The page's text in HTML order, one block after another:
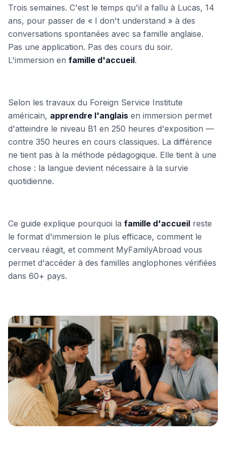
Trois semaines. C'est le temps qu'il a fallu à Lucas, 14
ans, pour passer de « I don't understand » à des
conversations spontanées avec sa famille anglaise.
Pas une application. Pas des cours du soir.
L'immersion en famille d'accueil.
Selon les travaux du Foreign Service Institute
américain, apprendre l'anglais en immersion permet
d'atteindre le niveau B1 en 250 heures d'exposition —
contre 350 heures en cours classiques. La différence
ne tient pas à la méthode pédagogique. Elle tient à une
chose : la langue devient nécessaire à la survie
quotidienne.
Ce guide explique pourquoi la famille d'accueil reste
le format d'immersion le plus efficace, comment le
cerveau réagit, et comment MyFamilyAbroad vous
permet d'accéder à des familles anglophones vérifiées
dans 60+ pays.